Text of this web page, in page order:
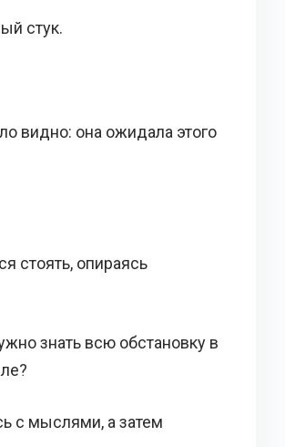
стук.
видно: она ожидала этого
стоять, опираясь
знать всю обстановку в
с мыслями, а затем